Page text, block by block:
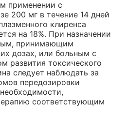
применении с
200 мг в течение 14 дней
клиренса
на 18%. При назначении
принимающим
дозах, или больным с
развития токсического
следует наблюдать за
передозировки
соответствующим